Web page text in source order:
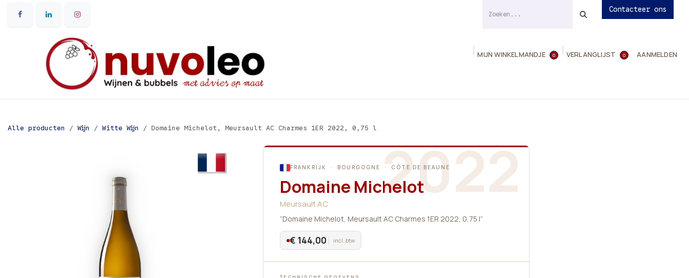
Contacteer ons
0
MIJN WINKELMANDJE 0
VERLANGLIJST
AANMELDEN
Alle producten Wijn Witte Wijn Domaine Michelot, Meursault AC Charmes 1ER 2022, 0,75 l
2022
FRANKRIJK · BOURGOGNE · CÔTE DE BEAUNE
Domaine Michelot
Meursault AC
“Domaine Michelot, Meursault AC Charmes 1ER 2022, 0,75 l”
€ 144,00 incl. btw
TECHNISCHE GEGEVENS